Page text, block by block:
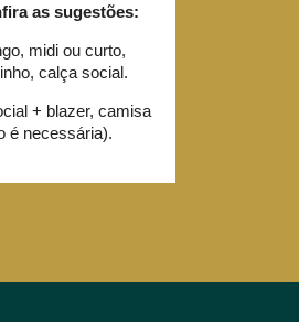
as sugestões:
midi ou curto,
calça social.
+ blazer, camisa
é necessária).